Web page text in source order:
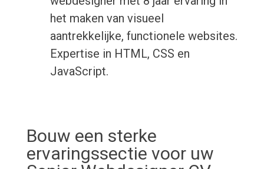
het maken van visueel
aantrekkelijke, functionele websites.
Expertise in HTML, CSS en
JavaScript.
Bouw een sterke
ervaringssectie voor uw